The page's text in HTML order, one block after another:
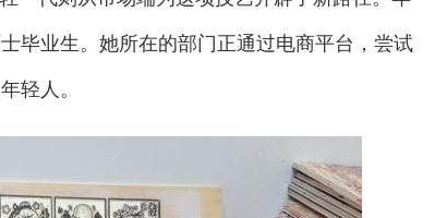
毕业生。她所在的部门正通过电商平台，尝试
轻人。